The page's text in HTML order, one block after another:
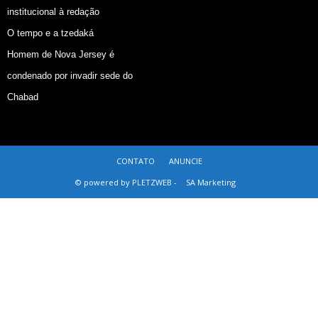
institucional à redação
O tempo e a tzedaká
Homem de Nova Jersey é
condenado por invadir sede do
Chabad
CONTATO
ANUNCIE
© powered by PLETZWEB -
SA Marketing